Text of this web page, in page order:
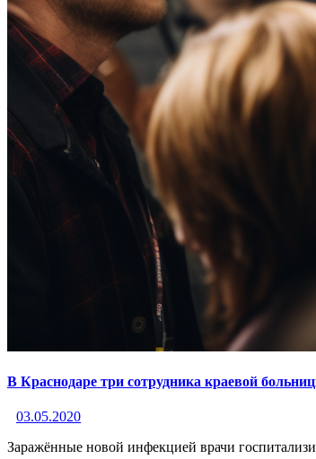
В Краснодаре три сотрудника краевой
03.05.2020
Заражённые новой инфекцией врачи